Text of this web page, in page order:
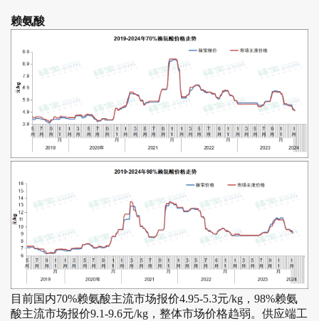
赖氨酸
目前国内70%赖氨酸主流市场报价4.95-5.3元/kg，98%赖氨
酸主流市场报价9.1-9.6元/kg，整体市场价格趋弱。供应端工